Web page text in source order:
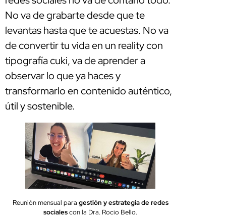
No va de grabarte desde que te
levantas hasta que te acuestas. No va
de convertir tu vida en un reality con
tipografía cuki, va de aprender a
observar lo que ya haces y
transformarlo en contenido auténtico,
útil y sostenible.
Reunión mensual para gestión y estrategia de redes
socialescon la Dra. Rocio Bello.